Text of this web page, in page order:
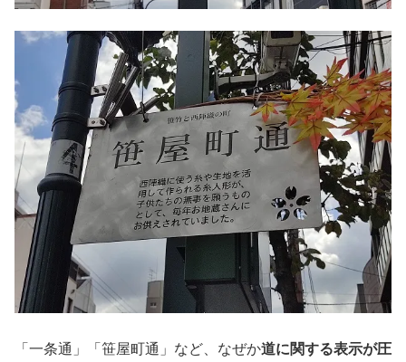
「一条通」「笹屋町通」など、なぜか道に関する表示が圧